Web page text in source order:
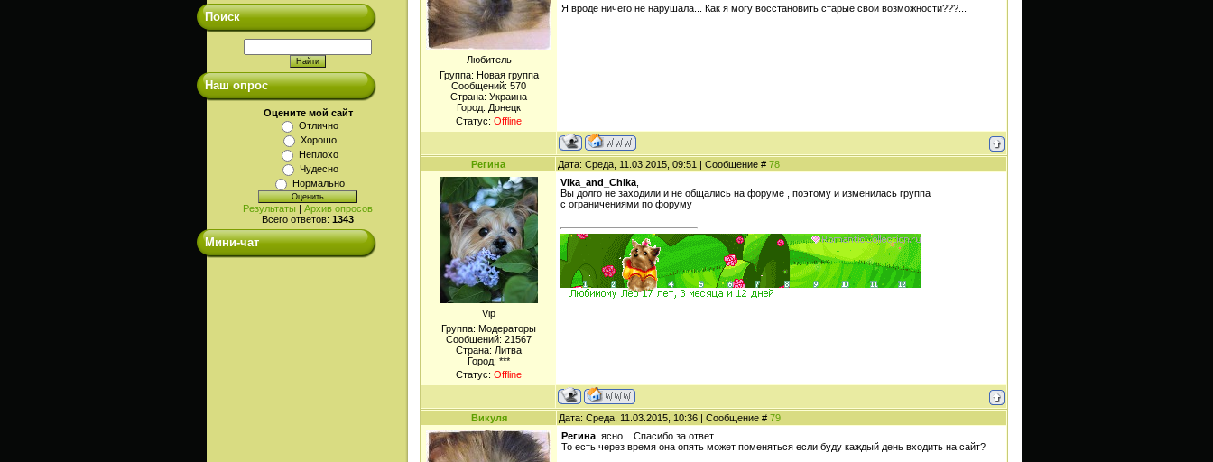
Поиск
Наш опрос
Оцените мой сайт
Отлично
Хорошо
Неплохо
Чудесно
Нормально
Результаты | Архив опросов
Всего ответов: 1343
Мини-чат
Любитель
Группа: Новая группа
Сообщений: 570
Страна: Украина
Город: Донецк
Статус: Offline
Я вроде ничего не нарушала... Как я могу восстановить старые свои возможности???...
Регина Дата: Среда, 11.03.2015, 09:51 | Сообщение # 78
Viр
Группа: Модераторы
Сообщений: 21567
Страна: Литва
Город: ***
Статус: Offline
Vika_and_Chika
Вы долго не заходили и не общались на форуме , поэтому и изменилась группа
с ограничениями по форуму
Викуля Дата: Среда, 11.03.2015, 10:36 | Сообщение # 79
Регина , ясно... Спасибо за ответ.
То есть через время она опять может поменяться если буду каждый день входить на сайт?